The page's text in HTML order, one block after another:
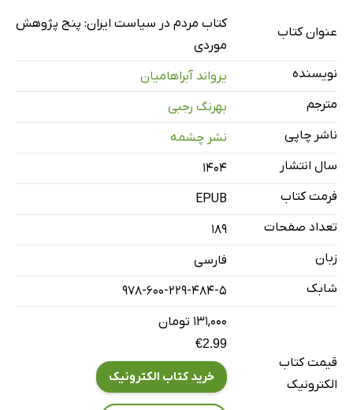
نقشِ جمعیت‌های مردمی در سیاستِ ایران؛ 1332 1285
نقشِ جمعیت‌های مردمی در انقلابِ ایران
کمونیسم و مسئله‌ی اشتراک در ایران: حزبِ توده و فرقه‌ی
شکل‌گیریِ پرولتاریا در ایرانِ مدرن، 1332 1320
عنوان کتاب
کتاب مردم در سیاست ایران: پنج پژوهش
موردی
نویسنده
یرواند آبراهامیان
مترجم
بهرنگ رجبی
ناشر چاپی
نشر چشمه
سال انتشار
۱۴۰۴
فرمت کتاب
EPUB
تعداد صفحات
189
زبان
فارسی
شابک
978-600-229-484-5
قیمت کتاب
الکترونیک
۱۳۱,۰۰۰ تومان
€2.99
خرید کتاب الکترونیک